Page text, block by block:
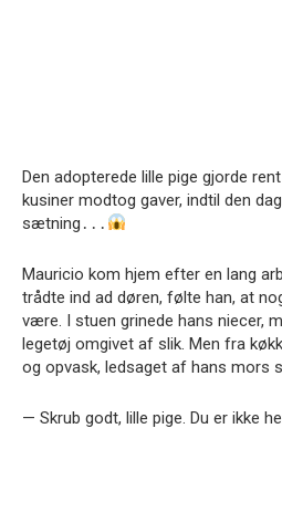
Den adopterede lille pige gjorde
kusiner modtog gaver, indtil den
sætning․․․
Mauricio kom hjem efter en lang
trådte ind ad døren, følte han, at
være. I stuen grinede hans niecer,
legetøj omgivet af slik. Men fra
og opvask, ledsaget af hans mors
— Skrub godt, lille pige. Du er ikke